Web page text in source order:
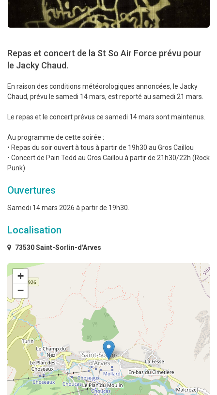
Repas et concert de la St So Air Force prévu pour
le Jacky Chaud.
En raison des conditions météorologiques annoncées, le Jacky
Chaud, prévu le samedi 14 mars, est reporté au samedi 21 mars.
Le repas et le concert prévus ce samedi 14 mars sont maintenus.
Au programme de cette soirée :
• Repas du soir ouvert à tous à partir de 19h30 au Gros Caillou
• Concert de Pain Tedd au Gros Caillou à partir de 21h30/22h (Rock
Punk)
Ouvertures
Samedi 14 mars 2026 à partir de 19h30.
Localisation
73530 Saint-Sorlin-d'Arves
+
−